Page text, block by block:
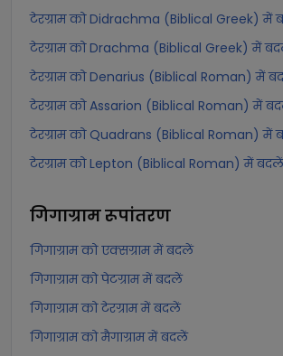
टेरग्राम को Didrachma (Biblical Greek) में
टेरग्राम को Drachma (Biblical Greek) में
टेरग्राम को Denarius (Biblical Roman) में
टेरग्राम को Assarion (Biblical Roman) में
टेरग्राम को Quadrans (Biblical Roman) में
टेरग्राम को Lepton (Biblical Roman) में बदलें
गिगाग्रामरूपांतरण
गिगाग्राम को एक्सग्राम में बदलें
गिगाग्राम को पेटग्राम में बदलें
गिगाग्राम को टेरग्राम में बदलें
गिगाग्राम को मैगाग्राम में बदलें